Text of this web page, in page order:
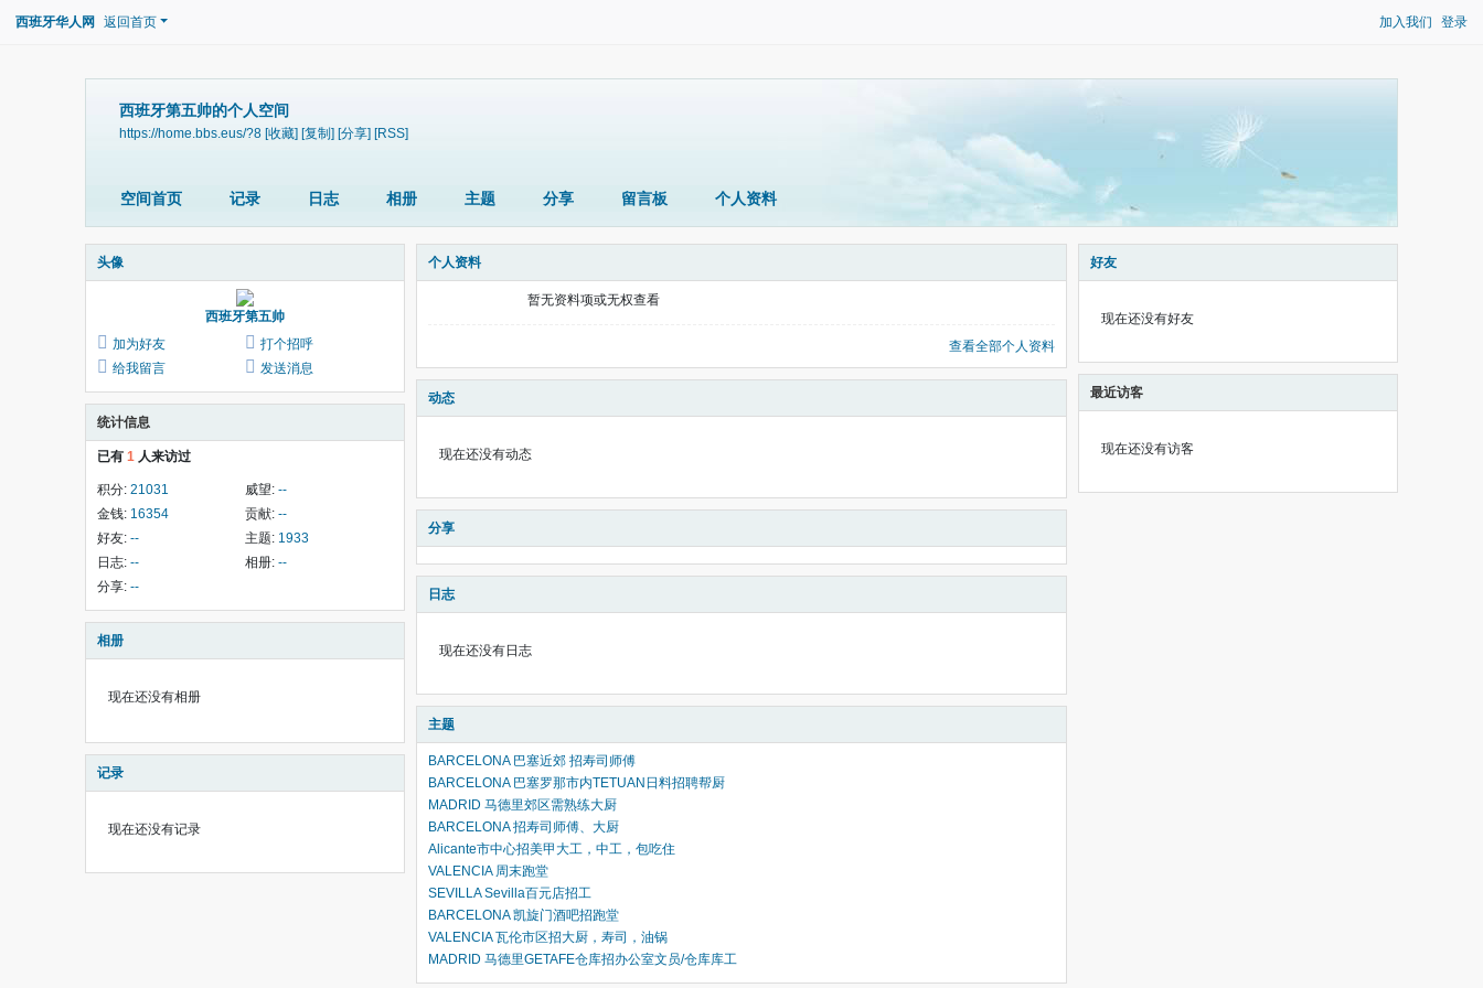
加入我们 登录
西班牙华人网 返回首页
西班牙第五帅的个人空间
https://home.bbs.eus/?8 [收藏] [复制] [分享] [RSS]
空间首页 记录 日志 相册 主题 分享 留言板 个人资料
头像
西班牙第五帅
加为好友
打个招呼
给我留言
发送消息
统计信息
已有 1 人来访过
积分: 21031 威望: --
金钱: 16354 贡献: --
好友: -- 主题: 1933
日志: -- 相册: --
分享: --
相册
现在还没有相册
记录
现在还没有记录
个人资料
暂无资料项或无权查看
查看全部个人资料
动态
现在还没有动态
分享
日志
现在还没有日志
主题
BARCELONA 巴塞近郊 招寿司师傅
BARCELONA 巴塞罗那市内TETUAN日料招聘帮厨
MADRID 马德里郊区需熟练大厨
BARCELONA 招寿司师傅、大厨
Alicante市中心招美甲大工，中工，包吃住
VALENCIA 周末跑堂
SEVILLA Sevilla百元店招工
BARCELONA 凯旋门酒吧招跑堂
VALENCIA 瓦伦市区招大厨，寿司，油锅
MADRID 马德里GETAFE仓库招办公室文员/仓库库工
好友
现在还没有好友
最近访客
现在还没有访客